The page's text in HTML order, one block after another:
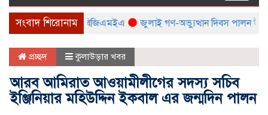
সংবাদ শিরোনাম
করবে বিটিএমএ ও বিজিএমইএ জুলাই গণ-অভ্যুত্থান দিবস পালন
প্রচ্ছদ কুলাউড়ার খবর
আরব আমিরাত আওয়ামীলীগের সদস্য সচিব
ইঞ্জিনিয়ার মহিউদ্দিন ইকবাল এর জন্মদিন পালন